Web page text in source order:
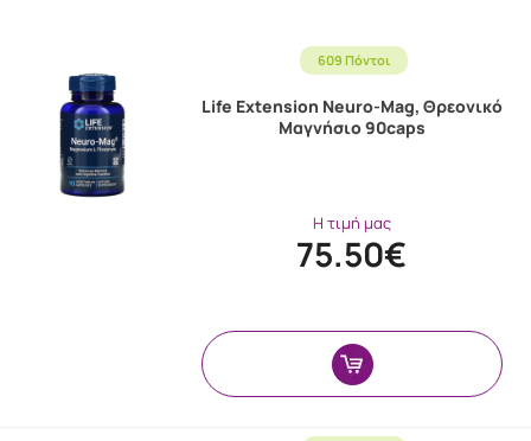
609 Πόντοι
Life Extension Neuro-Mag, Θρεονικό
Μαγνήσιο 90caps
Η τιμή μας
75.50€